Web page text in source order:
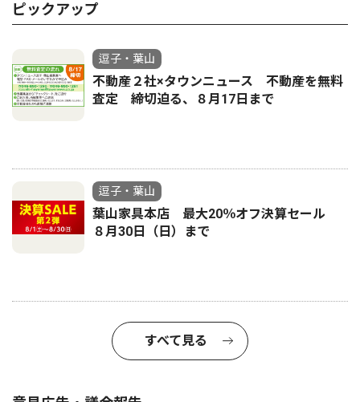
ピックアップ
逗子・葉山
不動産２社×タウンニュース 不動産を無料
査定 締切迫る、８月17日まで
逗子・葉山
葉山家具本店 最大20％オフ決算セール
８月30日（日）まで
すべて見る